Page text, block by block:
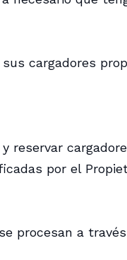
cargadores
reservar
por el
procesan a